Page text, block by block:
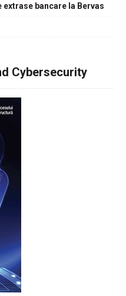
bancare la Bervas
Cybersecurity